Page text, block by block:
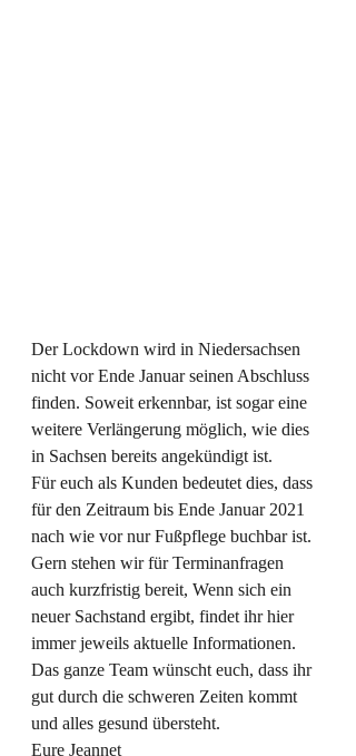
Der Lockdown wird in Niedersachsen
nicht vor Ende Januar seinen Abschluss
finden. Soweit erkennbar, ist sogar eine
weitere Verlängerung möglich, wie dies
in Sachsen bereits angekündigt ist.
Für euch als Kunden bedeutet dies, dass
für den Zeitraum bis Ende Januar 2021
nach wie vor nur Fußpflege buchbar ist.
Gern stehen wir für Terminanfragen
auch kurzfristig bereit, Wenn sich ein
neuer Sachstand ergibt, findet ihr hier
immer jeweils aktuelle Informationen.
Das ganze Team wünscht euch, dass ihr
gut durch die schweren Zeiten kommt
und alles gesund übersteht.
Eure Jeannet